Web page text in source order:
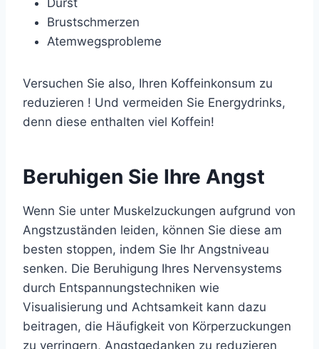
Durst
Brustschmerzen
Atemwegsprobleme
Versuchen Sie also, Ihren Koffeinkonsum zu
reduzieren ! Und vermeiden Sie Energydrinks,
denn diese enthalten viel Koffein!
Beruhigen Sie Ihre Angst
Wenn Sie unter Muskelzuckungen aufgrund von
Angstzuständen leiden, können Sie diese am
besten stoppen, indem Sie Ihr Angstniveau
senken. Die Beruhigung Ihres Nervensystems
durch Entspannungstechniken wie
Visualisierung und Achtsamkeit kann dazu
beitragen, die Häufigkeit von Körperzuckungen
zu verringern, Angstgedanken zu reduzieren